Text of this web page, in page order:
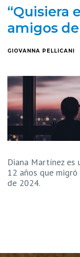
“Quisiera
amigos
GIOVANNA PELLICANI
Diana Martínez es
12 años que
de 2024.